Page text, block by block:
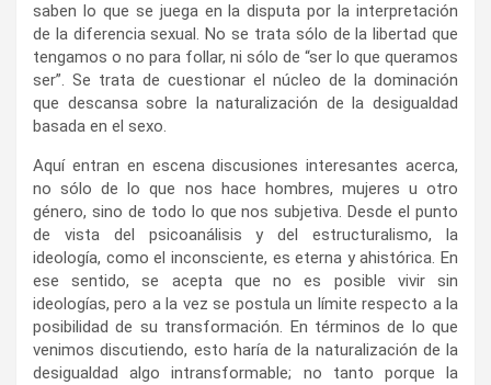
saben lo que se juega en la disputa por la interpretación
de la diferencia sexual. No se trata sólo de la libertad que
tengamos o no para follar, ni sólo de “ser lo que queramos
ser”. Se trata de cuestionar el núcleo de la dominación
que descansa sobre la naturalización de la desigualdad
basada en el sexo.
Aquí entran en escena discusiones interesantes acerca,
no sólo de lo que nos hace hombres, mujeres u otro
género, sino de todo lo que nos subjetiva. Desde el punto
de vista del psicoanálisis y del estructuralismo, la
ideología, como el inconsciente, es eterna y ahistórica. En
ese sentido, se acepta que no es posible vivir sin
ideologías, pero a la vez se postula un límite respecto a la
posibilidad de su transformación. En términos de lo que
venimos discutiendo, esto haría de la naturalización de la
desigualdad algo intransformable; no tanto porque la